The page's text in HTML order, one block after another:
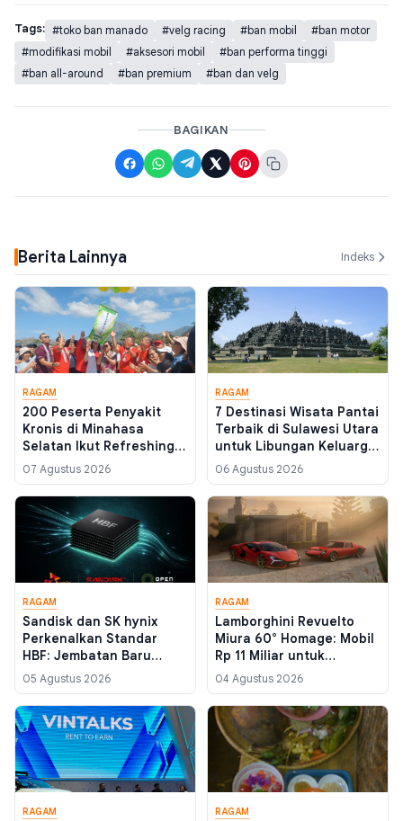
Tags: #toko ban manado #velg racing #ban mobil
#ban motor
#modifikasi mobil
#aksesori mobil
#ban performa tinggi
#ban all-around
#ban premium #ban dan velg
BAGIKAN
Berita Lainnya Indeks
RAGAM
200 Peserta Penyakit
Kronis di Minahasa
Selatan Ikut Refreshing
Club Prolanis, BPJS
Kesehatan Tondano
Dorong Gaya Hidup Sehat
07 Agustus 2026
RAGAM
7 Destinasi Wisata Pantai
Terbaik di Sulawesi Utara
untuk Libungan Keluarga
yang Aman dan Ramah
Anak
06 Agustus 2026
RAGAM
Sandisk dan SK hynix
Perkenalkan Standar
HBF: Jembatan Baru
Antara HBM dan SSD
untuk Data Center AI
05 Agustus 2026
RAGAM
Lamborghini Revuelto
Miura 60° Homage: Mobil
Rp 11 Miliar untuk
Kolektor yang Rindu Era
1966
04 Agustus 2026
RAGAM RAGAM